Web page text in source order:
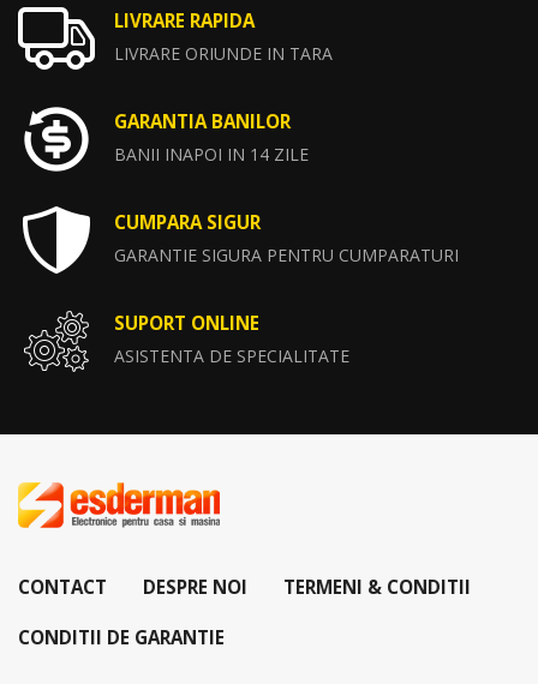
LIVRARE RAPIDA
LIVRARE ORIUNDE IN TARA
GARANTIA BANILOR
BANII INAPOI IN 14 ZILE
CUMPARA SIGUR
GARANTIE SIGURA PENTRU CUMPARATURI
SUPORT ONLINE
ASISTENTA DE SPECIALITATE
CONTACT DESPRE NOI TERMENI & CONDITII
CONDITII DE GARANTIE